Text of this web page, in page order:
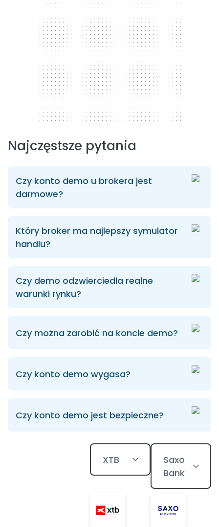
300 x 250
Najczęstsze pytania
Czy konto demo u brokera jest
darmowe?
Który broker ma najlepszy symulator
handlu?
Czy demo odzwierciedla realne
warunki rynku?
Czy można zarobić na koncie demo?
Czy konto demo wygasa?
Czy konto demo jest bezpieczne?
XTB
Saxo
Bank